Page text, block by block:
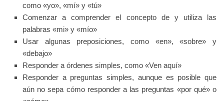
como «yo», «mí» y «tú»
Comenzar a comprender el concepto de y utiliza las
palabras «mi» y «mío»
Usar algunas preposiciones, como «en», «sobre» y
«debajo»
Responder a órdenes simples, como «Ven aquí»
Responder a preguntas simples, aunque es posible que
aún no sepa cómo responder a las preguntas «por qué» o